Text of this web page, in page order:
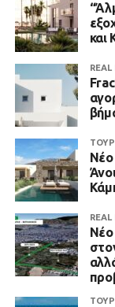
και
REAL
Νέο
REAL
Νέο